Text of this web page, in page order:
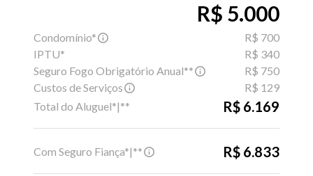
R$ 5.000
Condomínio*
R$ 700
IPTU*
R$ 340
Seguro Fogo Obrigatório Anual**
R$ 750
Custos de Serviços
R$ 129
Total do Aluguel*|**
R$ 6.169
Com Seguro Fiança*|** R$ 6.833